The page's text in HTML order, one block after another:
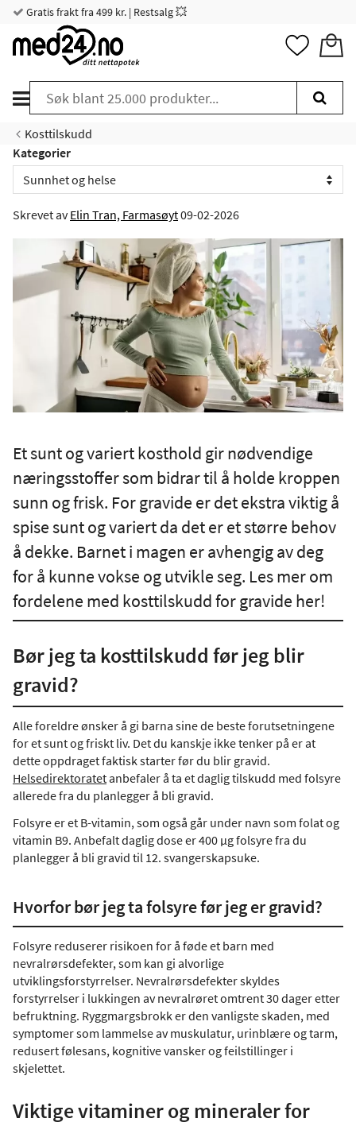
Gratis frakt fra 499 kr. | Restsalg 💥
Kosttilskudd
Kategorier
Skrevet avElin Tran, Farmasøyt09-02-2026
Et sunt og variert kosthold gir nødvendige
næringsstoffer som bidrar til å holde kroppen
sunn og frisk. For gravide er det ekstra viktig å
spise sunt og variert da det er et større behov
å dekke. Barnet i magen er avhengig av deg
for å kunne vokse og utvikle seg. Les mer om
fordelene med kosttilskudd for gravide her!
Bør jeg ta kosttilskudd før jeg blir
gravid?
Alle foreldre ønsker å gi barna sine de beste forutsetningene
for et sunt og friskt liv. Det du kanskje ikke tenker på er at
dette oppdraget faktisk starter før du blir gravid.
Helsedirektoratetanbefaler å ta et daglig tilskudd med folsyre
allerede fra du planlegger å bli gravid.
Folsyre er et B-vitamin, som også går under navn som folat og
vitamin B9. Anbefalt daglig dose er 400 µg folsyre fra du
planlegger å bli gravid til 12. svangerskapsuke.
Hvorfor bør jeg ta folsyre før jeg er gravid?
Folsyre reduserer risikoen for å føde et barn med
nevralrørsdefekter, som kan gi alvorlige
utviklingsforstyrrelser. Nevralrørsdefekter skyldes
forstyrrelser i lukkingen av nevralrøret omtrent 30 dager etter
befruktning. Ryggmargsbrokk er den vanligste skaden, med
symptomer som lammelse av muskulatur, urinblære og tarm,
redusert følesans, kognitive vansker og feilstillinger i
skjelettet.
Viktige vitaminer og mineraler for